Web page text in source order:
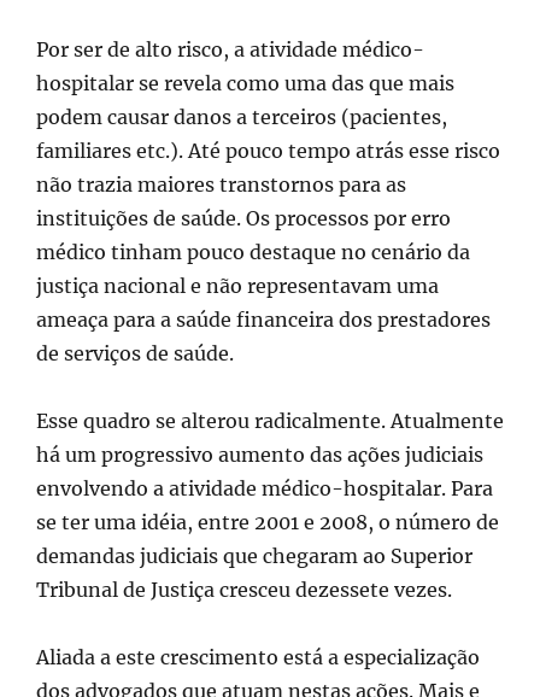
Por ser de alto risco, a atividade médico-
hospitalar se revela como uma das que mais
podem causar danos a terceiros (pacientes,
familiares etc.). Até pouco tempo atrás esse risco
não trazia maiores transtornos para as
instituições de saúde. Os processos por erro
médico tinham pouco destaque no cenário da
justiça nacional e não representavam uma
ameaça para a saúde financeira dos prestadores
de serviços de saúde.
Esse quadro se alterou radicalmente. Atualmente
há um progressivo aumento das ações judiciais
envolvendo a atividade médico-hospitalar. Para
se ter uma idéia, entre 2001 e 2008, o número de
demandas judiciais que chegaram ao Superior
Tribunal de Justiça cresceu dezessete vezes.
Aliada a este crescimento está a especialização
dos advogados que atuam nestas ações. Mais e